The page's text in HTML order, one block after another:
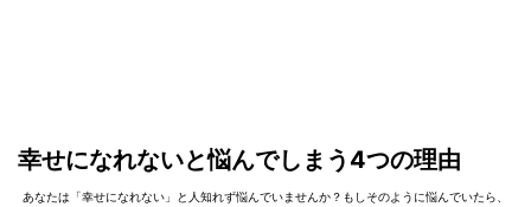
幸せになれないと悩んでしまう4つの理由
あなたは「幸せになれない」と人知れず悩んでいませんか？もしそのように悩んでいたら、